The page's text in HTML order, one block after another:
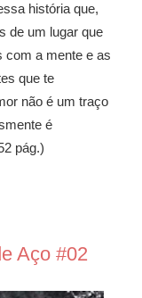
história que,
de um lugar que
com a mente e as
que te
não é um traço
é
pág.)
Aço #02